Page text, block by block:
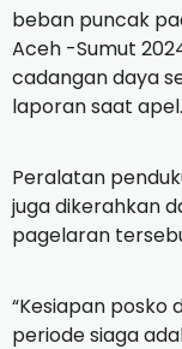
beban puncak
Aceh -Sumut
cadangan daya
laporan saat apel.
Peralatan
juga dikerahkan
pagelaran
“Kesiapan posko
periode siaga